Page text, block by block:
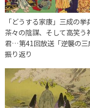
「どうする家康」三成の挙
茶々の陰謀、そして高笑う
君…第41回放送「逆襲の三
振り返り